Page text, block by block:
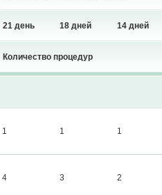
21 день 18 дней 14 дней
Количество процедур
1 1 1
4 3 2